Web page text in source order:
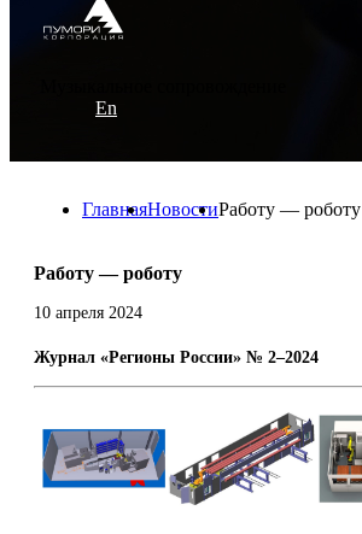
En
ГлавнаяНовостиРаботу — роботу
Работу — роботу
10 апреля 2024
Журнал «Регионы России» № 2–2024